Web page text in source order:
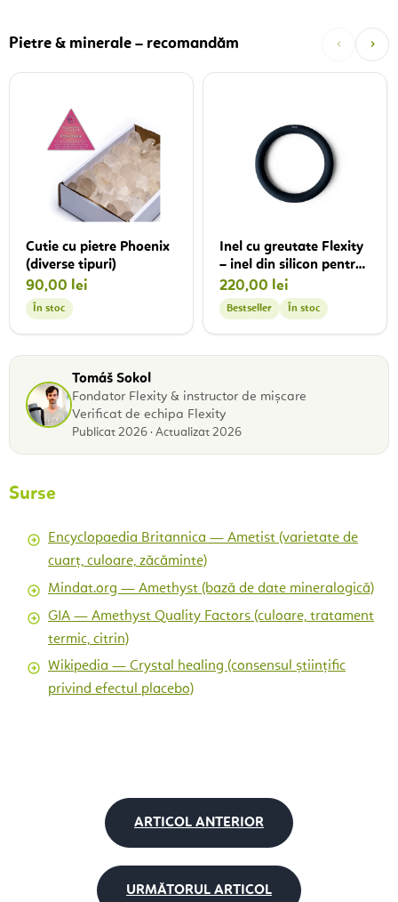
Pietre & minerale – recomandăm ‹ ›
Cutie cu pietre Phoenix
(diverse tipuri)
90,00 lei
În stoc
Inel cu greutate Flexity
– inel din silicon pentru
antrenament
funcțional, 4,5 kg
220,00 lei
Bestseller În stoc
Tomáš Sokol
Fondator Flexity & instructor de mișcare
Verificat de echipa Flexity
Publicat 2026 · Actualizat 2026
Surse
Encyclopaedia Britannica — Ametist (varietate de
cuarț, culoare, zăcăminte)
Mindat.org — Amethyst (bază de date mineralogică)
GIA — Amethyst Quality Factors (culoare, tratament
termic, citrin)
Wikipedia — Crystal healing (consensul științific
privind efectul placebo)
ARTICOL ANTERIOR
URMĂTORUL ARTICOL